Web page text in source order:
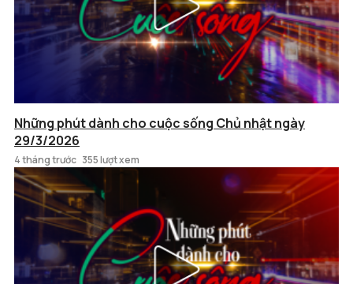
Những phút dành cho cuộc sống Chủ nhật ngày
29/3/2026
4 tháng trước 355 lượt xem